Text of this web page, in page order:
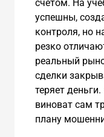
счетом. На
успешны,
контроля, но
резко
реальный
сделки
теряет
виноват сам
плану